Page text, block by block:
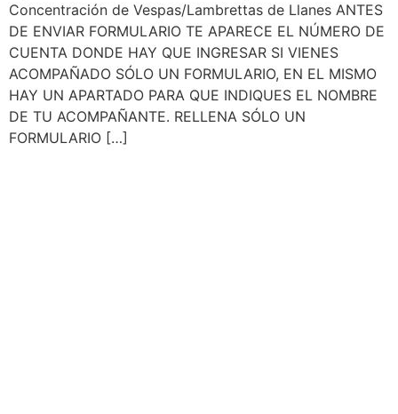
Concentración de Vespas/Lambrettas de Llanes ANTES
DE ENVIAR FORMULARIO TE APARECE EL NÚMERO DE
CUENTA DONDE HAY QUE INGRESAR SI VIENES
ACOMPAÑADO SÓLO UN FORMULARIO, EN EL MISMO
HAY UN APARTADO PARA QUE INDIQUES EL NOMBRE
DE TU ACOMPAÑANTE. RELLENA SÓLO UN
FORMULARIO […]